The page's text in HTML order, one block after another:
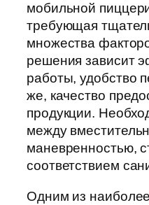
мобильной
требующая
множества
решения зависит
работы, удобство
же, качество
продукции.
между
маневренностью,
соответствием
Одним из